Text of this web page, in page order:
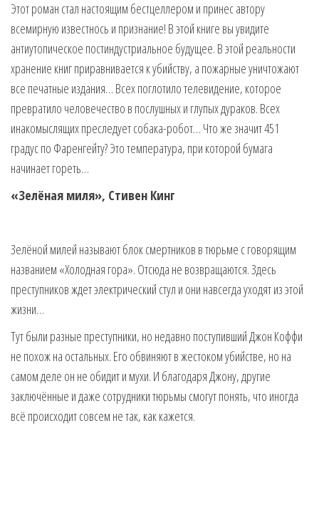
Этот роман стал настоящим бестцеллером и принес автору
всемирную известнось и признание! В этой книге вы увидите
антиутопическое постиндустриальное будущее. В этой реальности
хранение книг приравнивается к убийству, а пожарные уничтожают
все печатные издания… Всех поглотило телевидение, которое
превратило человечество в послушных и глупых дураков. Всех
инакомыслящих преследует собака-робот… Что же значит 451
градус по Фаренгейту? Это температура, при которой бумага
начинает гореть…
«Зелёная миля», Стивен Кинг
Зелёной милей называют блок смертников в тюрьме с говорящим
названием «Холодная гора». Отсюда не возвращаются. Здесь
преступников ждет электрический стул и они навсегда уходят из этой
жизни…
Тут были разные преступники, но недавно поступивший Джон Коффи
не похож на остальных. Его обвиняют в жестоком убийстве, но на
самом деле он не обидит и мухи. И благодаря Джону, другие
заключённые и даже сотрудники тюрьмы смогут понять, что иногда
всё происходит совсем не так, как кажется.